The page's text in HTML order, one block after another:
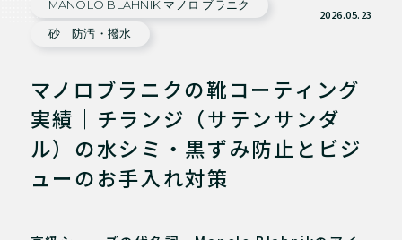
MANOLO BLAHNIK マノロ ブラニク
砂 防汚・撥水
2026.05.23
マノロブラニクの靴コーティング
実績｜チランジ（サテンサンダ
ル）の水シミ・黒ずみ防止とビジ
ューのお手入れ対策